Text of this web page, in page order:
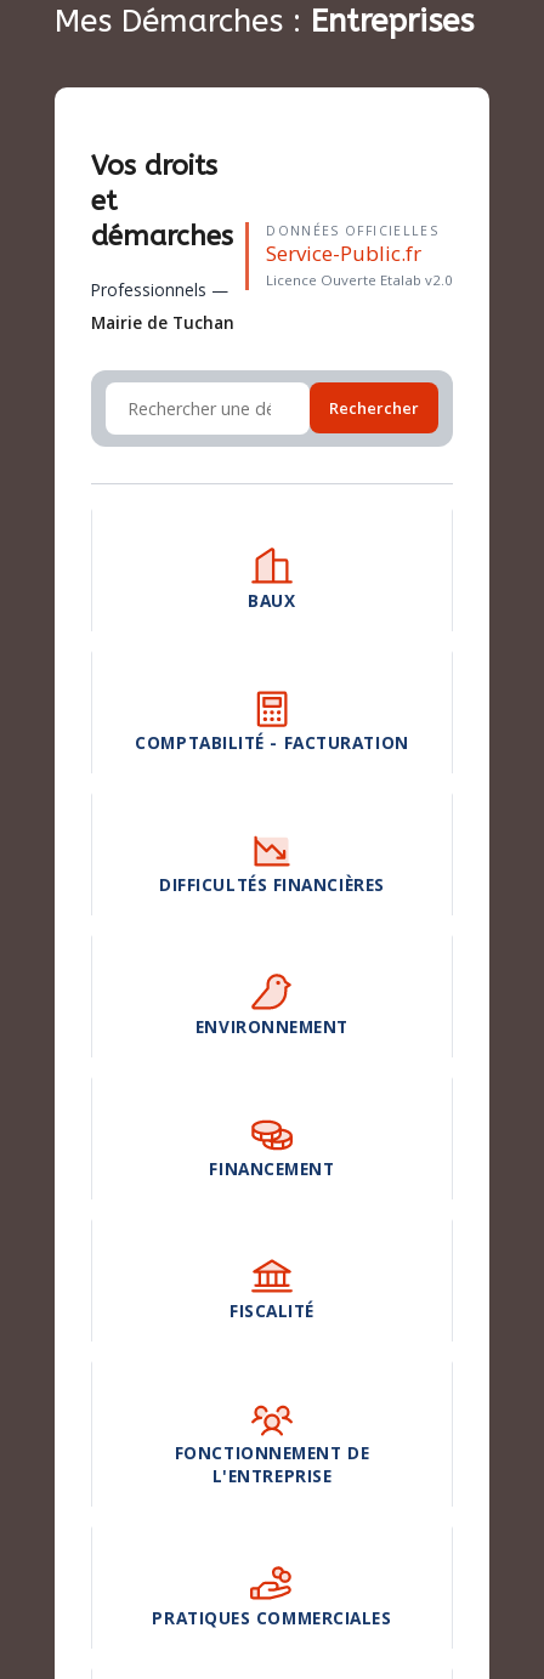
Mes Démarches : Entreprises
Vos droits
et
démarches
Professionnels —
Mairie de Tuchan
DONNÉES OFFICIELLES
Service-Public.fr
Licence Ouverte Etalab v2.0
Rechercher
BAUX
COMPTABILITÉ - FACTURATION
DIFFICULTÉS FINANCIÈRES
ENVIRONNEMENT
FINANCEMENT
FISCALITÉ
FONCTIONNEMENT DE
L'ENTREPRISE
PRATIQUES COMMERCIALES